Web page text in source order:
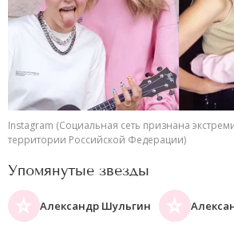
Instagram (Социальная сеть признана
территории Российской Федерации)
Упомянутые звезды
Александр Шульгин